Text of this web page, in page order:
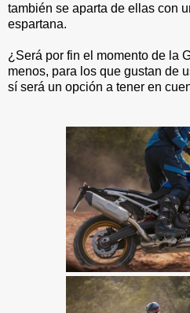
también se aparta de ellas con
espartana.
¿Será por fin el momento de la
menos, para los que gustan de
sí será un opción a tener en